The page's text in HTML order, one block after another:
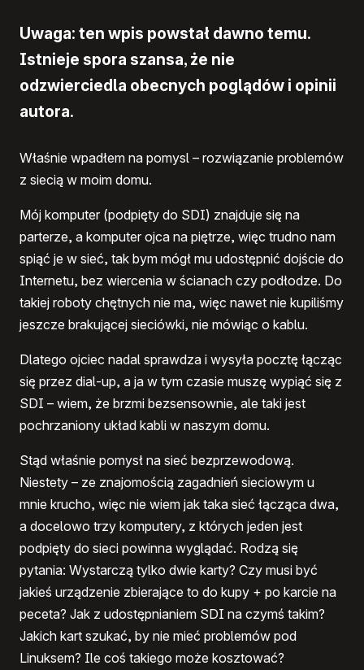
Uwaga: ten wpis powstał dawno temu.
Istnieje spora szansa, że nie
odzwierciedla obecnych poglądów i opinii
autora.
Właśnie wpadłem na pomysl – rozwiązanie problemów
z siecią w moim domu.
Mój komputer (podpięty do SDI) znajduje się na
parterze, a komputer ojca na piętrze, więc trudno nam
spiąć je w sieć, tak bym mógł mu udostępnić dojście do
Internetu, bez wiercenia w ścianach czy podłodze. Do
takiej roboty chętnych nie ma, więc nawet nie kupiliśmy
jeszcze brakującej sieciówki, nie mówiąc o kablu.
Dlatego ojciec nadal sprawdza i wysyła pocztę łącząc
się przez dial-up, a ja w tym czasie muszę wypiąć się z
SDI – wiem, że brzmi bezsensownie, ale taki jest
pochrzaniony układ kabli w naszym domu.
Stąd właśnie pomysł na sieć bezprzewodową.
Niestety – ze znajomością zagadnień sieciowym u
mnie krucho, więc nie wiem jak taka sieć łącząca dwa,
a docelowo trzy komputery, z których jeden jest
podpięty do sieci powinna wyglądać. Rodzą się
pytania: Wystarczą tylko dwie karty? Czy musi być
jakieś urządzenie zbierające to do kupy + po karcie na
peceta? Jak z udostępnianiem SDI na czymś takim?
Jakich kart szukać, by nie mieć problemów pod
Linuksem? Ile coś takiego może kosztować?